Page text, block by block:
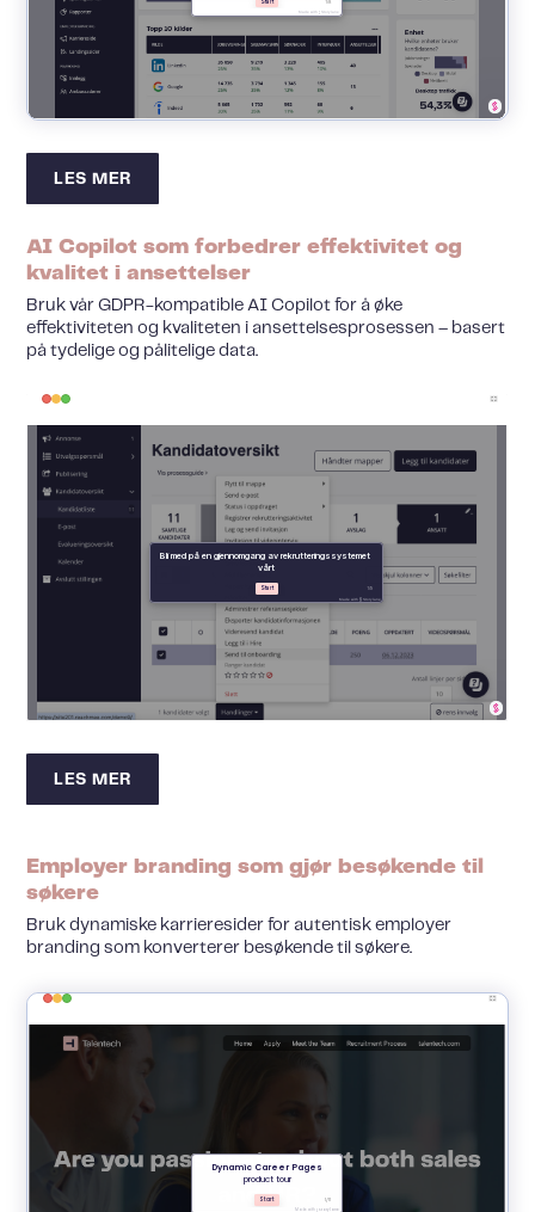
LES MER
AI Copilot som forbedrer effektivitet og
kvalitet i ansettelser
Bruk vår GDPR-kompatible AI Copilot for å øke
effektiviteten og kvaliteten i ansettelsesprosessen – basert
på tydelige og pålitelige data.
LES MER
Employer branding som gjør besøkende til
søkere
Bruk dynamiske karrieresider for autentisk employer
branding som konverterer besøkende til søkere.